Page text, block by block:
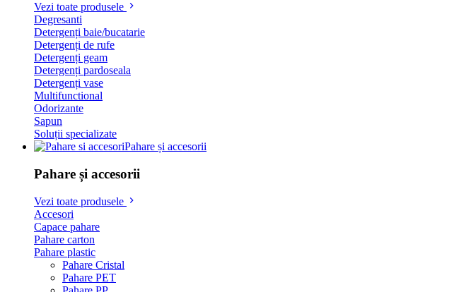
Vezi toate produsele
Degresanti
Detergenți baie/bucatarie
Detergenți de rufe
Detergenți geam
Detergenți pardoseala
Detergenți vase
Multifunctional
Odorizante
Sapun
Soluții specializate
Pahare și accesorii
Pahare și accesorii
Vezi toate produsele
Accesori
Capace pahare
Pahare carton
Pahare plastic
Pahare Cristal
Pahare PET